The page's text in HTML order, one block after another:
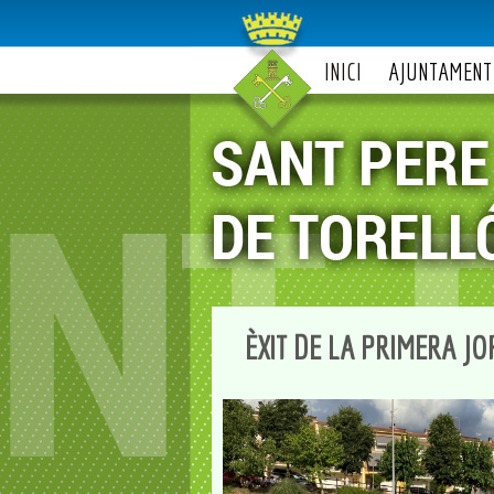
INICI AJUNTAMENT
ÈXIT DE LA PRIMERA